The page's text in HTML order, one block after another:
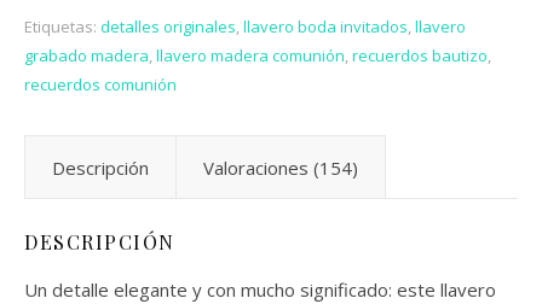
Etiquetas: detalles originales,llavero boda invitados,llavero
grabado madera,llavero madera comunión,recuerdos bautizo,
recuerdos comunión
Descripción Valoraciones (154)
DESCRIPCIÓN
Un detalle elegante y con mucho significado: este llavero